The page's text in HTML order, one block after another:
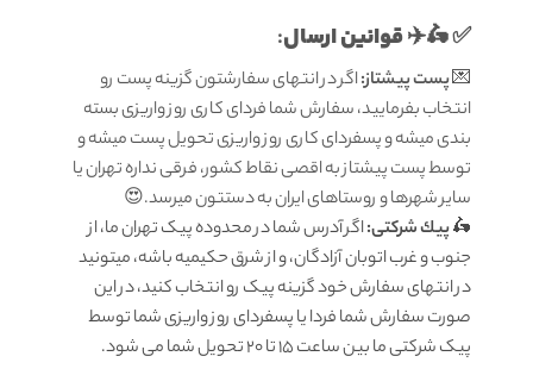
✅ 🛵✈️قوانين ارسال:
💌پست پیشتاز:اگر در انتهای سفارشتون گزینه پست رو
انتخاب بفرمایید، سفارش شما فردای کاری روز واریزی بسته
بندی میشه و پسفردای کاری روز واریزی تحویل پست میشه و
توسط پست پیشتاز به اقصی نقاط کشور، فرقی نداره تهران یا
سایر شهرها و روستاهای ایران به دستتون میرسد.😍
🛵پيك شرکتی:اگر آدرس شما در محدوده پیک تهران ما، از
جنوب و غرب اتوبان آزادگان، و از شرق حکیمیه باشه، میتونید
در انتهای سفارش خود گزینه پیک رو انتخاب کنید، در این
صورت سفارش شما فردا یا پسفردای روز واريزى شما توسط
پیک شرکتی ما بين ساعت ۱۵ تا ٢٠ تحويل شما مى شود.